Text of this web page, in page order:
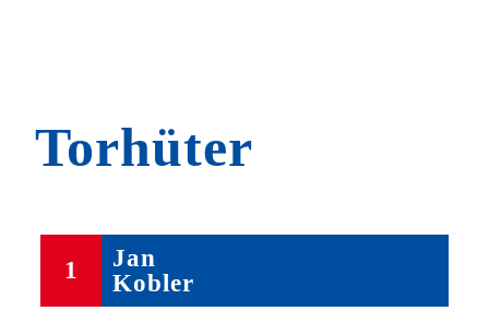
Torhüter
1
Jan
Kobler